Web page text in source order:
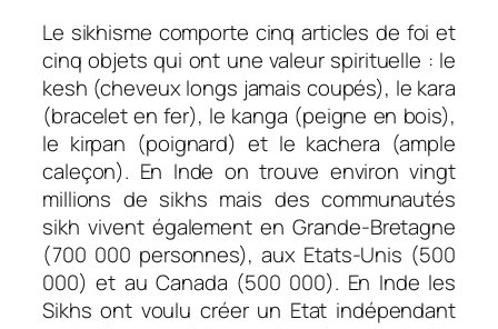
Le sikhisme comporte cinq articles de foi et
cinq objets qui ont une valeur spirituelle : le
kesh (cheveux longs jamais coupés), le kara
(bracelet en fer), le kanga (peigne en bois),
le kirpan (poignard) et le kachera (ample
caleçon). En Inde on trouve environ vingt
millions de sikhs mais des communautés
sikh vivent également en Grande-Bretagne
(700 000 personnes), aux Etats-Unis (500
000) et au Canada (500 000). En Inde les
Sikhs ont voulu créer un Etat indépendant